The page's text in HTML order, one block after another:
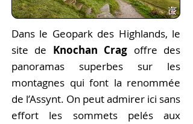
Dans le Geopark des Highlands, le
site de Knochan Crag offre des
panoramas superbes sur les
montagnes qui font la renommée
de l’Assynt. On peut admirer ici sans
effort les sommets pelés aux